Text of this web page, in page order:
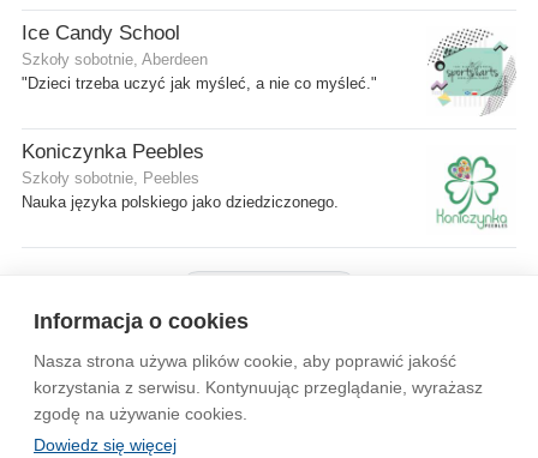
Informacja o cookies
Nasza strona używa plików cookie, aby poprawić jakość
korzystania z serwisu. Kontynuując przeglądanie, wyrażasz
zgodę na używanie cookies.
Dowiedz się więcej
Ice Candy School
Szkoły sobotnie, Aberdeen
"Dzieci trzeba uczyć jak myśleć, a nie co myśleć."
Koniczynka Peebles
Szkoły sobotnie, Peebles
Nauka języka polskiego jako dziedziczonego.
Wytyczne dla społeczności Regulamin Prywatność
Reklama Kontakt